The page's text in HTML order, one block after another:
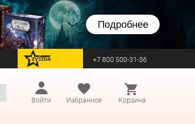
Подробнее
перейти на Zvezda +7 800 500-31-36
Войти
Избранное Корзина